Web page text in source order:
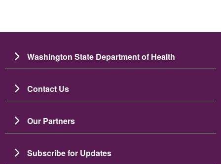
Washington State Department of Health
Contact Us
Our Partners
Subscribe for Updates